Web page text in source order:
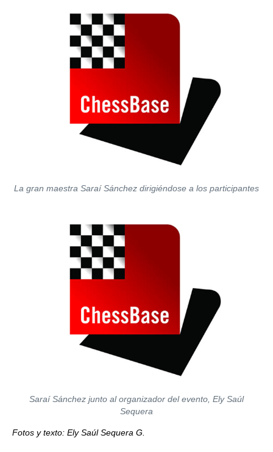
La gran maestra Saraí Sánchez dirigiéndose a los participantes
Saraí Sánchez junto al organizador del evento, Ely Saúl
Sequera
Fotos y texto: Ely Saúl Sequera G.